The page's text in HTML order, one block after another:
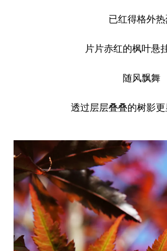
已红得格外热
片片赤红的枫叶悬
随风飘舞
透过层层叠叠的树影更